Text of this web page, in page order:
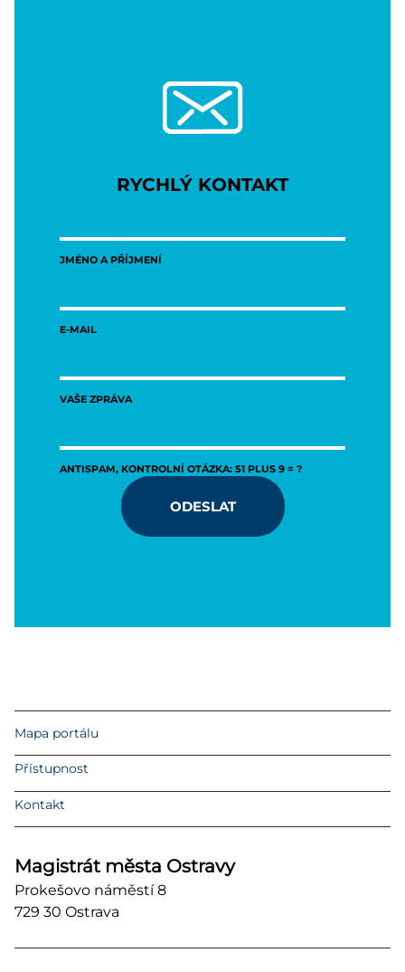
RYCHLÝ KONTAKT
JMÉNO A PŘÍJMENÍ
E-MAIL
VAŠE ZPRÁVA
ANTISPAM, KONTROLNÍ OTÁZKA: 51 PLUS 9 = ?
ODESLAT
Mapa portálu
Přístupnost
Kontakt
Magistrát města Ostravy
Prokešovo náměstí 8
729 30 Ostrava